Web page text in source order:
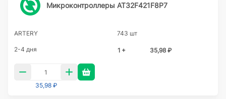
Микроконтроллеры AT32F421F8P7
ARTERY 743 шт
2-4 дня 1 + 35,98 ₽
35,98 ₽